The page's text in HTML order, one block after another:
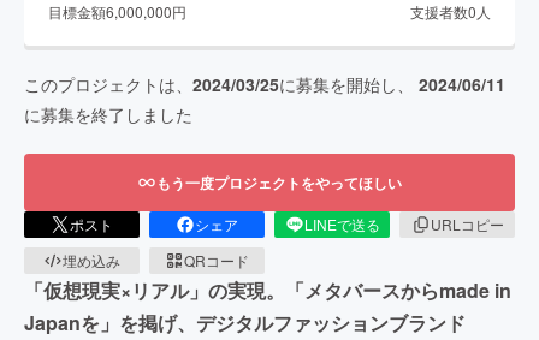
目標金額6,000,000円 支援者数0 人
このプロジェクトは、 2024/03/25に募集を開始し、 2024/06/11
に募集を終了しました
もう一度プロジェクトをやってほしい
ポスト シェア LINEで送る
URLコピー
埋め込み
QRコード
「仮想現実×リアル」の実現。「メタバースからmade in
Japanを」を掲げ、デジタルファッションブランド